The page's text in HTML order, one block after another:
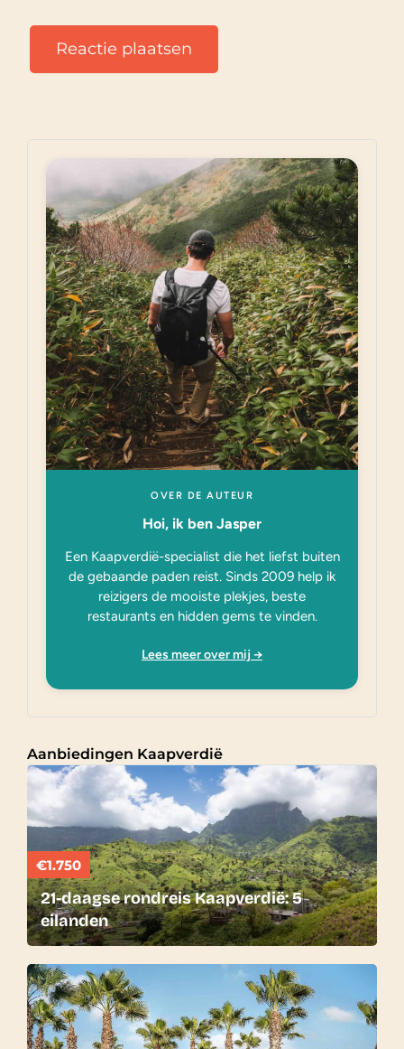
OVER DE AUTEUR
Hoi, ik ben Jasper
Een Kaapverdië-specialist die het liefst buiten
de gebaande paden reist. Sinds 2009 help ik
reizigers de mooiste plekjes, beste
restaurants en hidden gems te vinden.
Lees meer over mij →
Aanbiedingen Kaapverdië
€1.750
21-daagse rondreis Kaapverdië: 5
eilanden